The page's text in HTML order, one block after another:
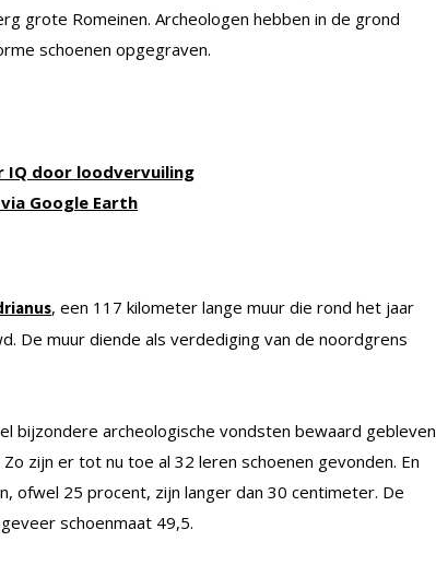
grote Romeinen. Archeologen hebben in de grond
schoenen opgegraven.
IQ door loodvervuiling
Google Earth
, een 117 kilometer lange muur die rond het jaar
De muur diende als verdediging van de noordgrens
bijzondere archeologische vondsten bewaard gebleven
zijn er tot nu toe al 32 leren schoenen gevonden. En
ofwel 25 procent, zijn langer dan 30 centimeter. De
schoenmaat 49,5.